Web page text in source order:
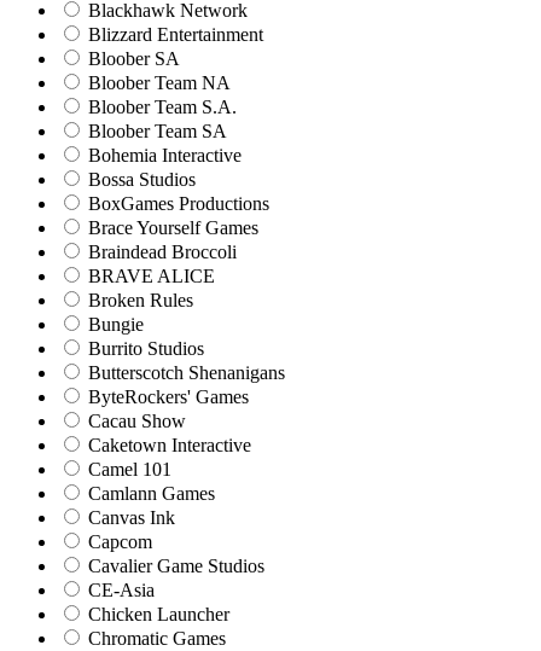
Blackhawk Network
Blizzard Entertainment
Bloober SA
Bloober Team NA
Bloober Team S.A.
Bloober Team SA
Bohemia Interactive
Bossa Studios
BoxGames Productions
Brace Yourself Games
Braindead Broccoli
BRAVE ALICE
Broken Rules
Bungie
Burrito Studios
Butterscotch Shenanigans
ByteRockers' Games
Cacau Show
Caketown Interactive
Camel 101
Camlann Games
Canvas Ink
Capcom
Cavalier Game Studios
CE-Asia
Chicken Launcher
Chromatic Games